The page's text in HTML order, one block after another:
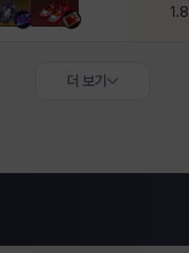
1.8
더 보기